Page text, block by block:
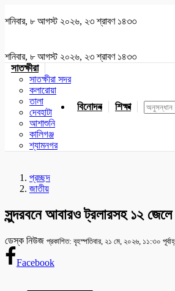
শনিবার, ৮ আগস্ট ২০২৬, ২৩ শ্রাবণ ১৪৩৩
শনিবার, ৮ আগস্ট ২০২৬, ২৩ শ্রাবণ ১৪৩৩
সাতক্ষীরা
সাতক্ষীরা সদর
কলারোয়া
তালা
দেবহাটা
আশাশুনি
কালিগঞ্জ
শ্যামনগর
বিনোদন শিক্ষা খেলাধুলা
প্রচ্ছদ
জাতীয়
সুন্দরবনে আবারও ট্রলারসহ ১২
ডেস্ক নিউজ প্রকাশিত: বৃহস্পতিবার, ২১ মে, ২০২৬, ১১:৩০
Facebook